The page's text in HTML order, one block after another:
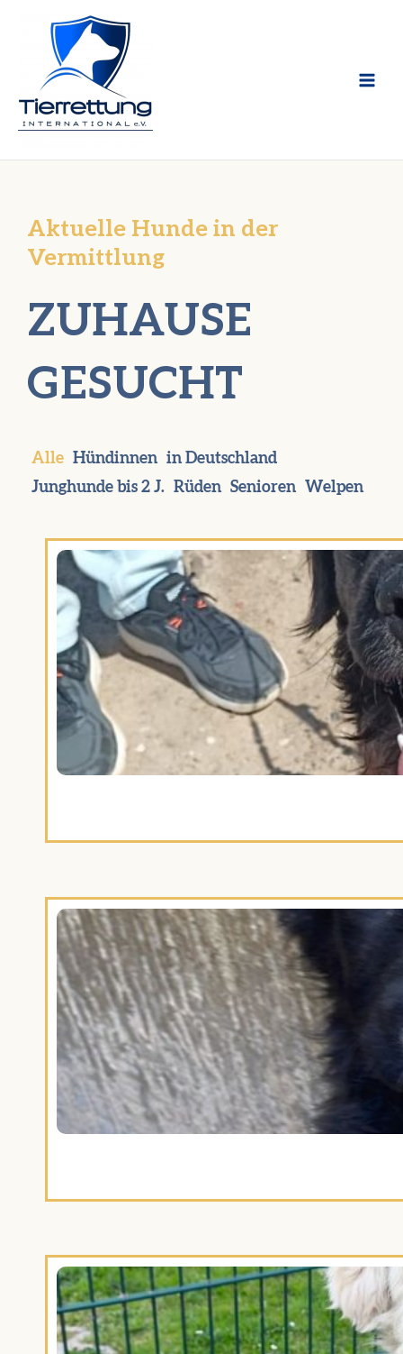
Aktuelle Hunde in der
Vermittlung
ZUHAUSE
GESUCHT
Hündinnen in Deutschland
Junghunde bis 2 J. Rüden Senioren Welpen
Alle